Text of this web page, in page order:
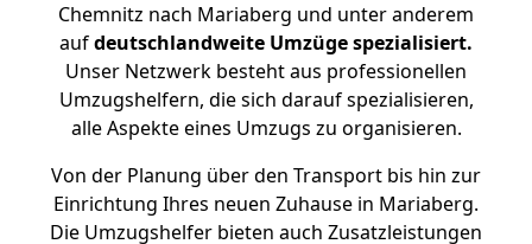
Chemnitz nach Mariaberg und unter anderem
aufdeutschlandweite Umzüge spezialisiert.
Unser Netzwerk besteht aus professionellen
Umzugshelfern, die sich darauf spezialisieren,
alle Aspekte eines Umzugs zu organisieren.
Von der Planung über den Transport bis hin zur
Einrichtung Ihres neuen Zuhause in Mariaberg.
Die Umzugshelfer bieten auch Zusatzleistungen